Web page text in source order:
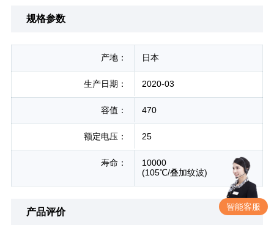
规格参数
产地： 日本
生产日期： 2020-03
容值： 470
额定电压： 25
寿命：
10000
(105℃/叠加纹波)
产品评价
智能客服